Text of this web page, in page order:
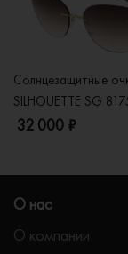
Солнцезащитные
SILHOUETTE SG
32 000 ₽
О нас
О компании